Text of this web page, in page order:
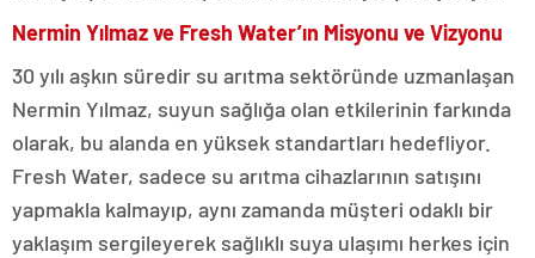
Nermin Yılmaz ve Fresh Water’ın Misyonu ve Vizyonu
30 yılı aşkın süredir su arıtma sektöründe uzmanlaşan
Nermin Yılmaz, suyun sağlığa olan etkilerinin farkında
olarak, bu alanda en yüksek standartları hedefliyor.
Fresh Water, sadece su arıtma cihazlarının satışını
yapmakla kalmayıp, aynı zamanda müşteri odaklı bir
yaklaşım sergileyerek sağlıklı suya ulaşımı herkes için